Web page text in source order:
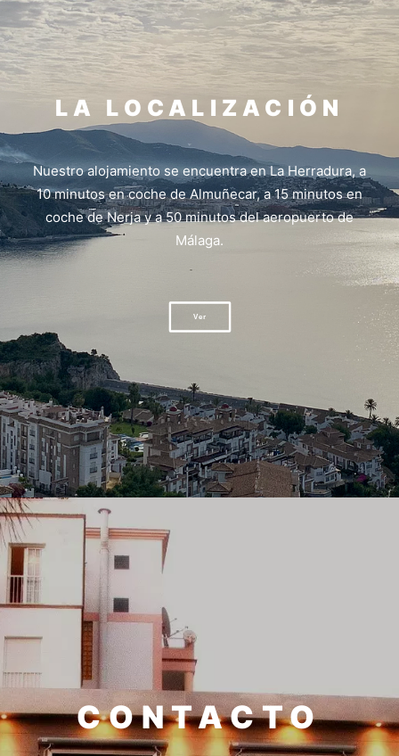
LA LOCALIZACIÓN
Nuestro alojamiento se encuentra en La Herradura, a
10 minutos en coche de Almuñecar, a 15 minutos en
coche de Nerja y a 50 minutos del aeropuerto de
Málaga.
Ver
CONTACTO